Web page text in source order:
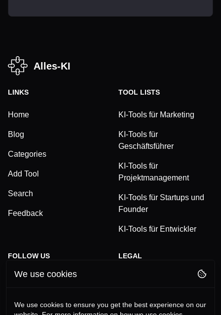
Alles-KI
LINKS
Home
Blog
Categories
Add Tool
Search
Feedback
TOOL LISTS
KI-Tools für Marketing
KI-Tools für
Geschäftsführer
KI-Tools für
Projektmanagement
KI-Tools für Startups und
Founder
KI-Tools für Entwickler
FOLLOW US
TikTok
LEGAL
We use cookies
We use cookies to ensure you get the best experience on our